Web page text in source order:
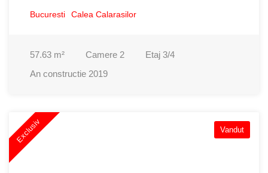
Bucuresti Calea Calarasilor
57.63 m² Camere 2 Etaj 3/4
An constructie 2019
Exclusiv Vandut